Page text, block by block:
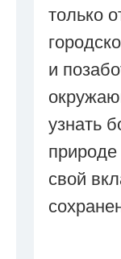
только
и
узнать
свой